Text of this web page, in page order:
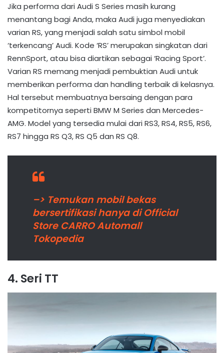
Jika performa dari Audi S Series masih kurang
menantang bagi Anda, maka Audi juga menyediakan
varian RS, yang menjadi salah satu simbol mobil
‘terkencang’ Audi. Kode ‘RS’ merupakan singkatan dari
RennSport, atau bisa diartikan sebagai ‘Racing Sport’.
Varian RS memang menjadi pembuktian Audi untuk
memberikan performa dan handling terbaik di kelasnya.
Hal tersebut membuatnya bersaing dengan para
kompetitornya seperti BMW M Series dan Mercedes-
AMG. Model yang tersedia mulai dari RS3, RS4, RS5, RS6,
RS7 hingga RS Q3, RS Q5 dan RS Q8.
–> Temukan mobil bekas
bersertifikasi hanya di Official
Store CARRO Automall
Tokopedia
4. Seri TT